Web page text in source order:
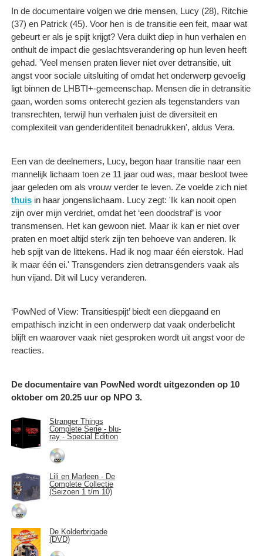
In de documentaire volgen we drie mensen, Lucy (28), Ritchie
(37) en Patrick (45). Voor hen is de transitie een feit, maar wat
gebeurt er als je spijt krijgt? Vera duikt diep in hun verhalen en
onthult de impact die geslachtsverandering op hun leven heeft
gehad. 'Veel mensen praten liever niet over detransitie, uit
angst voor sociale uitsluiting of omdat het onderwerp gevoelig
ligt binnen de LHBTI+-gemeenschap. Mensen die in detransitie
gaan, worden soms onterecht gezien als tegenstanders van
transrechten, terwijl hun verhalen juist de diversiteit en
complexiteit van genderidentiteit benadrukken', aldus Vera.
Een van de deelnemers, Lucy, begon haar transitie naar een
mannelijk lichaam toen ze 11 jaar oud was, maar besloot twee
jaar geleden om als vrouw verder te leven. Ze voelde zich niet
thuis in haar jongenslichaam. Lucy zegt: 'Ik kan nooit open
zijn over mijn verdriet, omdat het ‘een doodstraf’ is voor
transmensen. Het kan gewoon niet. Maar ik kan er niet over
praten en moet altijd sterk zijn ten behoeve van anderen. Ik
heb spijt van de littekens. Had ik nog maar één eierstok. Had
ik maar één ei.' Transgenders zien detransgenders vaak als
hun vijand. Dit wil Lucy veranderen.
‘PowNed of View: Transitiespijt’ biedt een diepgaand en
empathisch inzicht in een onderwerp dat vaak onderbelicht
blijft en waarover vaak niet gesproken wordt uit angst voor de
reacties.
De documentaire van PowNed wordt uitgezonden op 10
oktober om 20.25 uur op NPO 3.
Stranger Things
Complete Serie - blu-
ray - Special Edition
Lili en Marleen - De
Complete Collectie
(Seizoen 1 t/m 10)
De Kolderbrigade
(DVD)